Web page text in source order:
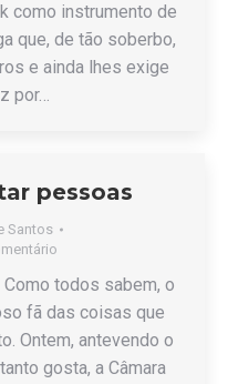
como instrumento de
que, de tão soberbo,
e ainda lhes exige
por…
pessoas
Santos
todos sabem, o
fã das coisas que
Ontem, antevendo o
gosta, a Câmara